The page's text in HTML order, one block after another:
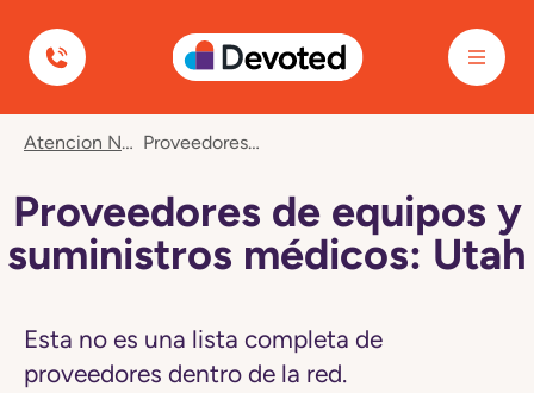
Devoted Health
Proveedores
de
equipos
Utah
Atencion Nuevos Miembros Proveedores De Equipos Y Suministros Médicos: Utah
Proveedores de equipos y
suministros médicos: Utah
Esta no es una lista completa de
proveedores dentro de la red.